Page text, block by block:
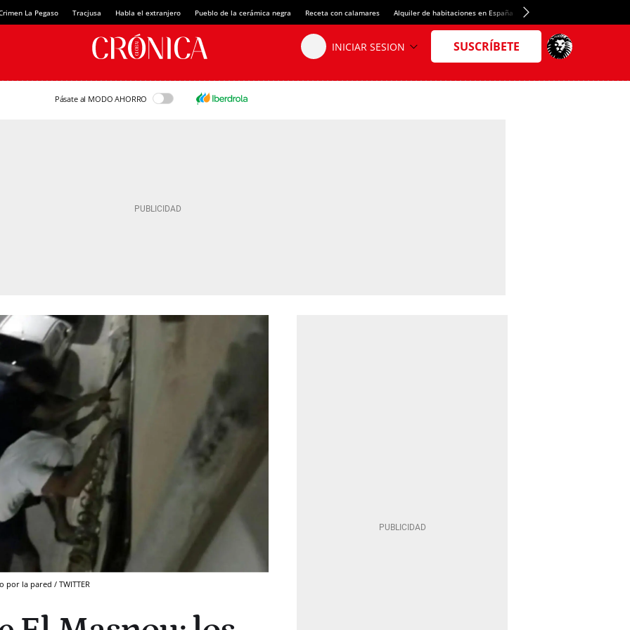
La Pegaso Tracjusa Habla el extranjero Pueblo de la cerámica negra Receta con calamares Alquiler de habitaciones en España Crédito del Spotify Camp Nou
Pásate al MODO AHORRO
la pared / TWITTER